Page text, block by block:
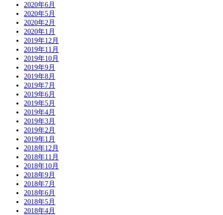
2020年6月
2020年5月
2020年2月
2020年1月
2019年12月
2019年11月
2019年10月
2019年9月
2019年8月
2019年7月
2019年6月
2019年5月
2019年4月
2019年3月
2019年2月
2019年1月
2018年12月
2018年11月
2018年10月
2018年9月
2018年7月
2018年6月
2018年5月
2018年4月